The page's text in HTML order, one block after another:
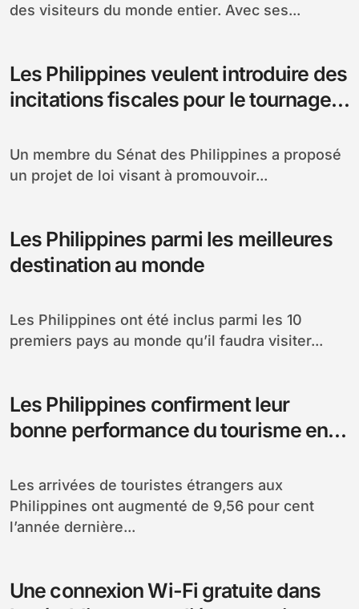
des visiteurs du monde entier. Avec ses...
Les Philippines veulent introduire des
incitations fiscales pour le tournage
Un membre du Sénat des Philippines a proposé
un projet de loi visant à promouvoir...
Les Philippines parmi les meilleures
destination au monde
Les Philippines ont été inclus parmi les 10
premiers pays au monde qu’il faudra visiter...
Les Philippines confirment leur
bonne performance du tourisme en
Les arrivées de touristes étrangers aux
Philippines ont augmenté de 9,56 pour cent
l’année dernière...
Une connexion Wi-Fi gratuite dans